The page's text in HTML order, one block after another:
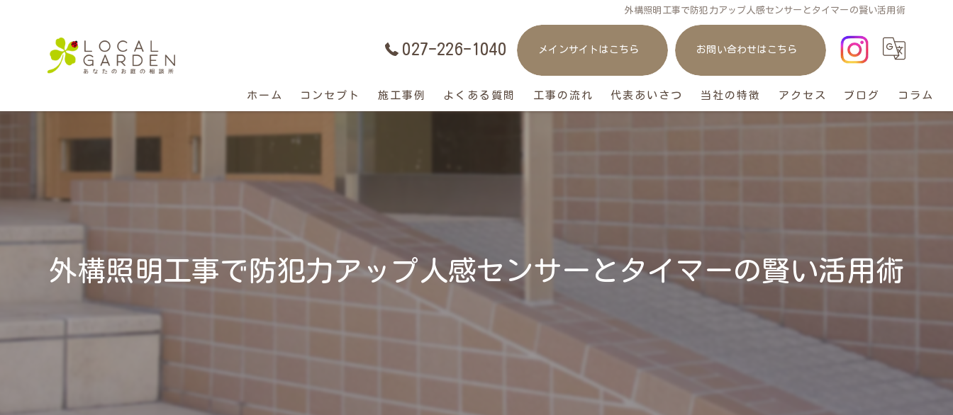
外構照明工事で防犯力アップ人感センサーとタイマーの賢い活用術
027-226-1040 メインサイトはこちら お問い合わせはこちら
ホーム コンセプト 施工事例 よくある質問 工事の流れ 代表あいさつ 当社の特徴
ペット
アクセス ブログ コラム
外構照明工事で防犯力アップ人感センサーとタイマーの賢い活用術